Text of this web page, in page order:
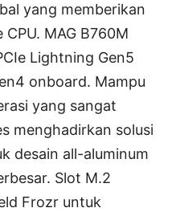
yang memberikan
MAG B760M
Lightning Gen5
onboard. Mampu
yang sangat
menghadirkan solusi
desain all-aluminum
Slot M.2
Frozr untuk